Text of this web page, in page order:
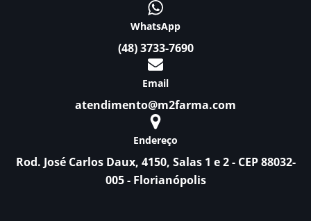
WhatsApp
(48) 3733-7690
Email
atendimento@m2farma.com
Endereço
Rod. José Carlos Daux, 4150, Salas 1 e 2 - CEP 88032-
005 - Florianópolis